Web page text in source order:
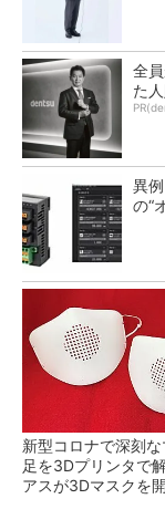
全
た
異
の“
新型コロナで深刻
足を3Dプリンタで
アスが3Dマスクを